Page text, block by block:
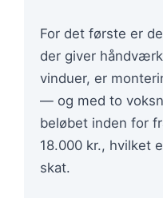
For det første er
der giver
vinduer, er
— og med to
beløbet inden for
18.000 kr., hvilket
skat.